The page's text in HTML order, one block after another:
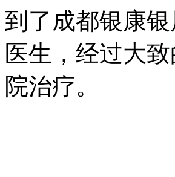
到了成都银康
医生，经过大
院治疗。